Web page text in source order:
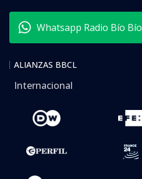
Whatsapp Radio Bío Bío
ALIANZAS BBCL
Internacional